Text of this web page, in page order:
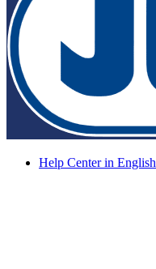
Help Center in English